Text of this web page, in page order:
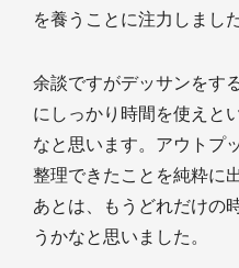
を養うことに注力しました
余談ですがデッサンをす
にしっかり時間を使えと
なと思います。アウトプ
整理できたことを純粋に
あとは、もうどれだけの
うかなと思いました。